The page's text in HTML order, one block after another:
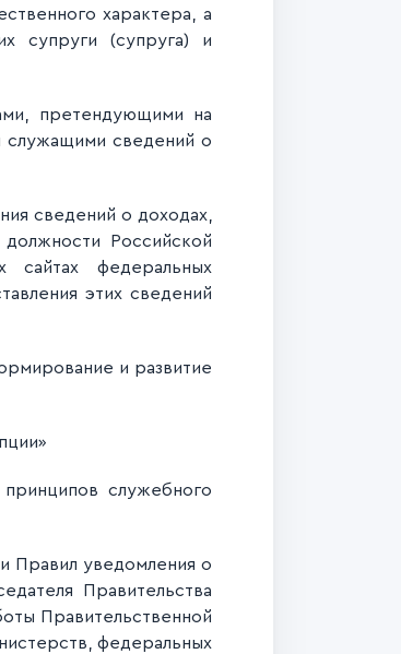
характера, а
супруги (супруга) и
претендующими на
служащими сведений о
сведений о доходах,
Российской
федеральных
этих сведений
и развитие
служебного
Правил уведомления о
Правительства
Правительственной
федеральных